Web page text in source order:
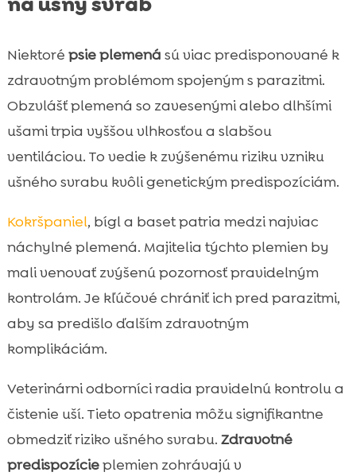
Niektoré psie plemená sú viac predisponované k
zdravotným problémom spojeným s parazitmi.
Obzvlášť plemená so zavesenými alebo dlhšími
ušami trpia vyššou vlhkosťou a slabšou
ventiláciou. To vedie k zvýšenému riziku vzniku
ušného svrabu kvôli genetickým predispozíciám.
Kokršpaniel, bígl a baset patria medzi najviac
náchylné plemená. Majitelia týchto plemien by
mali venovať zvýšenú pozornosť pravidelným
kontrolám. Je kľúčové chrániť ich pred parazitmi,
aby sa predišlo ďalším zdravotným
komplikáciám.
Veterinárni odborníci radia pravidelnú kontrolu a
čistenie uší. Tieto opatrenia môžu signifikantne
obmedziť riziko ušného svrabu. Zdravotné
predispozícieplemien zohrávajú v